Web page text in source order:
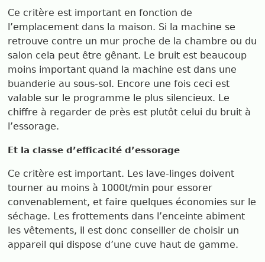
Ce critère est important en fonction de
l’emplacement dans la maison. Si la machine se
retrouve contre un mur proche de la chambre ou du
salon cela peut être gênant. Le bruit est beaucoup
moins important quand la machine est dans une
buanderie au sous-sol. Encore une fois ceci est
valable sur le programme le plus silencieux. Le
chiffre à regarder de près est plutôt celui du bruit à
l’essorage.
Et la classe d’efficacité d’essorage
Ce critère est important. Les lave-linges doivent
tourner au moins à 1000t/min pour essorer
convenablement, et faire quelques économies sur le
séchage. Les frottements dans l’enceinte abiment
les vêtements, il est donc conseiller de choisir un
appareil qui dispose d’une cuve haut de gamme.